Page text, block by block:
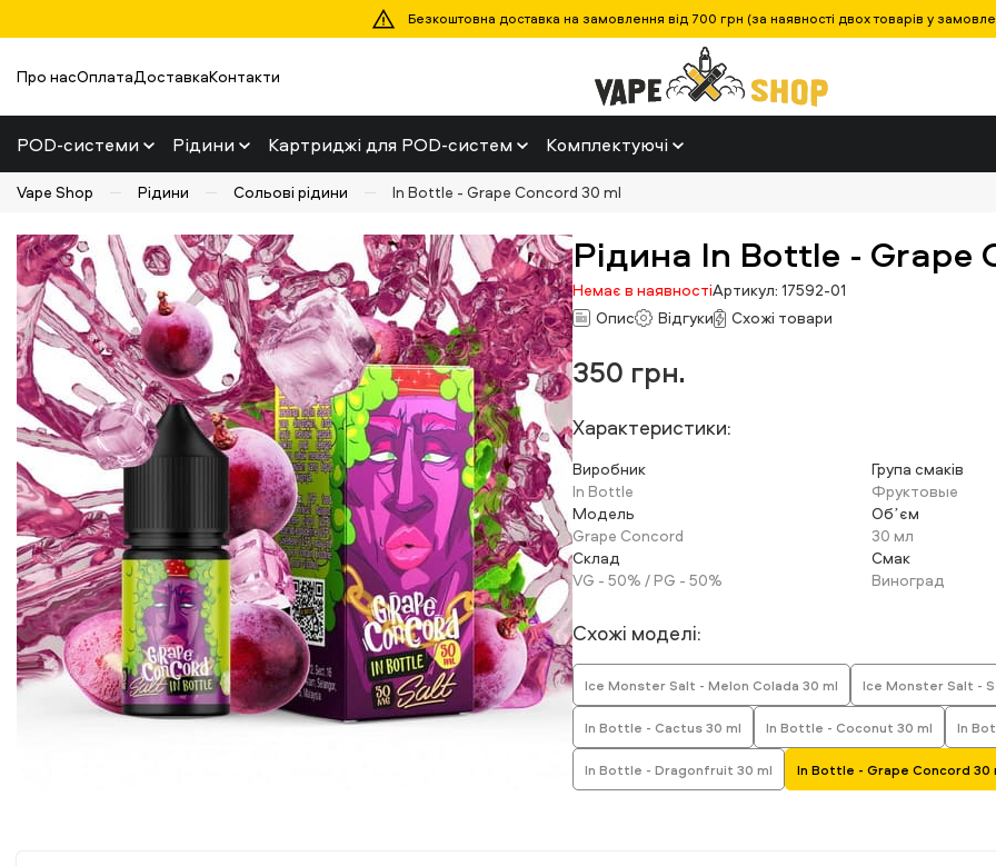
Безкоштовна доставка на замовлення від 700 грн (за наявності двох товарів у
Про насОплатаДоставкаКонтакти
POD-системи Рідини Картриджі для POD-систем Комплектуючі
Vape Shop Рідини Сольові рідини In Bottle - Grape Concord 30 ml
Рідина In Bottle - Grape
Немає в наявностіАртикул: 17592-01
Опис
Відгуки Схожі товари
350 грн.
Характеристики:
Виробник
In Bottle
Група смаків
Фруктовые
Модель
Grape Concord
Обʼєм
30 мл
Склад
VG - 50% / PG - 50%
Смак
Виноград
Схожі моделі:
Ice Monster Salt - Melon Colada 30 ml Ice Monster Salt -
In Bottle - Cactus 30 ml In Bottle - Coconut 30 ml In
In Bottle - Dragonfruit 30 ml In Bottle - Grape Concord 30